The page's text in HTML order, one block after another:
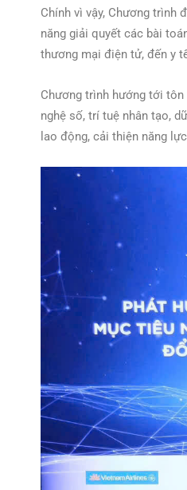
Chính vì vậy, Chương trình
năng giải quyết các bài
thương mại điện tử, đến y
Chương trình hướng tới
nghệ số, trí tuệ nhân tạo,
lao động, cải thiện năng